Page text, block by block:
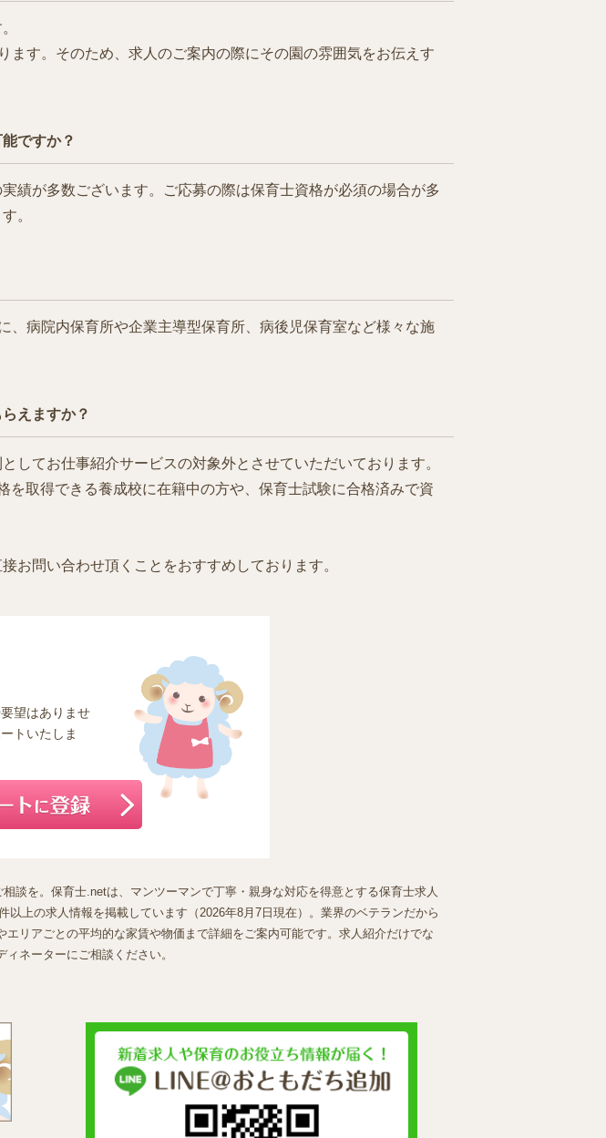
す。そのため、求人のご案内の際にその園の雰囲気をお伝えす
ですか？
績が多数ございます。ご応募の際は保育士資格が必須の場合が多
。
病院内保育所や企業主導型保育所、病後児保育室など様々な施
えますか？
してお仕事紹介サービスの対象外とさせていただいております。
取得できる養成校に在籍中の方や、保育士試験に合格済みで資
お問い合わせ頂くことをおすすめしております。
望はありませ
トいたしま
談を。保育士.netは、マンツーマンで丁寧・親身な対応を得意とする保育士求人
上の求人情報を掲載しています（2026年8月7日現在）。業界のベテランだから
リアごとの平均的な家賃や物価まで詳細をご案内可能です。求人紹介だけでな
ネーターにご相談ください。